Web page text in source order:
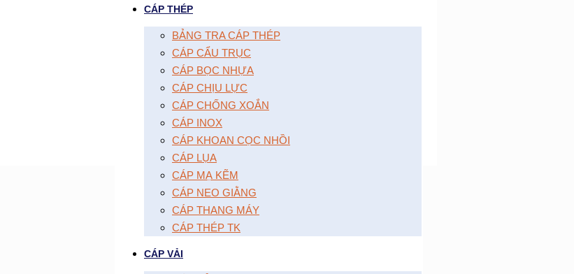
CÁP THÉP
BẢNG TRA CÁP THÉP
CÁP CẨU TRỤC
CÁP BỌC NHỰA
CÁP CHỊU LỰC
CÁP CHỐNG XOẮN
CÁP INOX
CÁP KHOAN CỌC NHỒI
CÁP LỤA
CÁP MẠ KẼM
CÁP NEO GIẰNG
CÁP THANG MÁY
CÁP THÉP TK
CÁP VẢI